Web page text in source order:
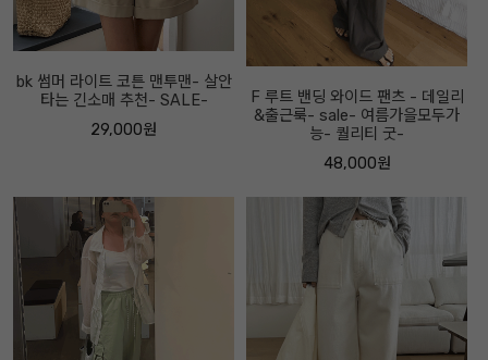
bk 썸머 라이트 코튼 맨투맨- 살안
타는 긴소매 추천- SALE-
29,000원
F 루트 밴딩 와이드 팬츠 - 데일리
&출근룩- sale- 여름가을모두가
능- 퀄리티 굿-
48,000원